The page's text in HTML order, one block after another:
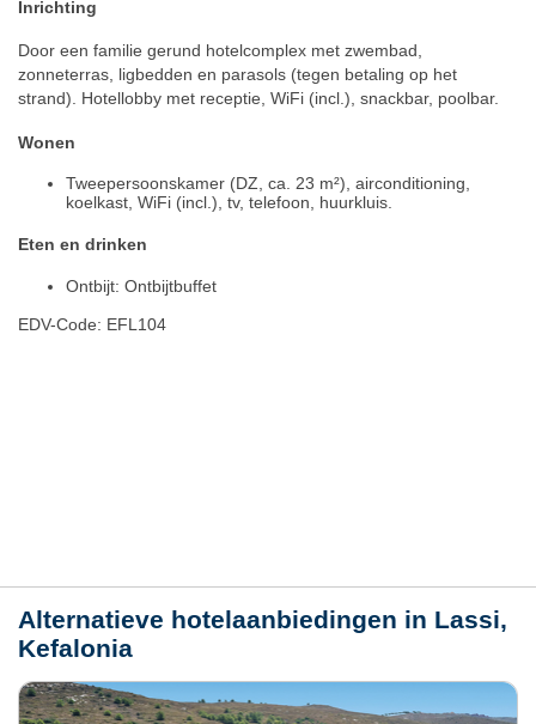
Inrichting
Door een familie gerund hotelcomplex met zwembad,
zonneterras, ligbedden en parasols (tegen betaling op het
strand). Hotellobby met receptie, WiFi (incl.), snackbar, poolbar.
Wonen
Tweepersoonskamer (DZ, ca. 23 m²), airconditioning,
koelkast, WiFi (incl.), tv, telefoon, huurkluis.
Eten en drinken
Ontbijt: Ontbijtbuffet
EDV-Code: EFL104
Alternatieve hotelaanbiedingen in Lassi,
Kefalonia